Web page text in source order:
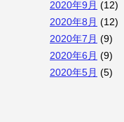
2020年9月 (12)
2020年8月 (12)
2020年7月 (9)
2020年6月 (9)
2020年5月 (5)